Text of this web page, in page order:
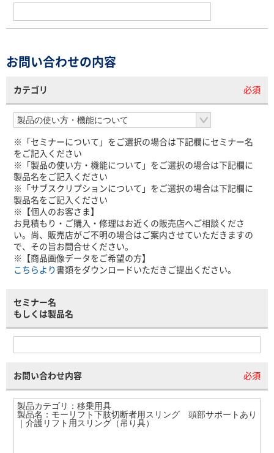
お問い合わせの内容
カテゴリ 必須
※「セミナーについて」をご選択の場合は下記欄にセミナー名
をご記入ください
※「製品の使い方・機能について」をご選択の場合は下記欄に
製品名をご記入ください
※「サブスクリプションについて」をご選択の場合は下記欄に
製品名をご記入ください
※【個人のお客さま】
お見積もり・ご購入・修理はお近くの販売店へご相談くださ
い。尚、販売店がご不明の場合はご案内させていただきますの
で、その旨お問合せください。
※【商品画像データをご希望の方】
こちらより 書類をダウンロードいただきご提出ください。
セミナー名
もしくは製品名
お問い合わせ内容 必須